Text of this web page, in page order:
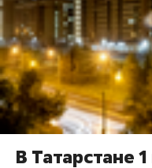
В Татарстане